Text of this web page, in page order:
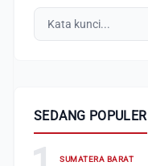
SEDANG POPULER
SUMATERA BARAT